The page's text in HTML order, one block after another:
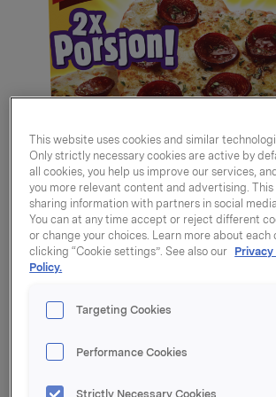
Grandiosa Porsjon
Pepperoni 2-pk
This website uses cookies and similar
Only strictly necessary cookies are active by
all cookies, you help us improve our services,
you more relevant content and advertising. This
sharing information with partners in social
You can at any time accept or reject different
or change your choices. Learn more about each
clicking “Cookie settings”. See also our Privacy
Policy.
Targeting Cookies
Performance Cookies
Strictly Necessary Cookies